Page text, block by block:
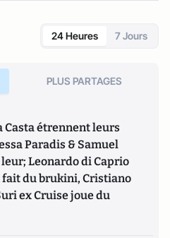
24 Heures 7 Jours
PLUS PARTAGES
Casta étrennent leurs
Paradis & Samuel
Leonardo di Caprio
du brukini, Cristiano
ex Cruise joue du